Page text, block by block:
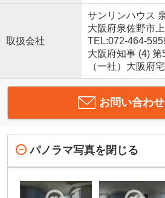
取扱会社
サンリンハウス
大阪府泉佐野市
TEL:072-464-
大阪府知事 (4) 第
（一社）大阪府
お問い合わ
パノラマ写真を閉じる